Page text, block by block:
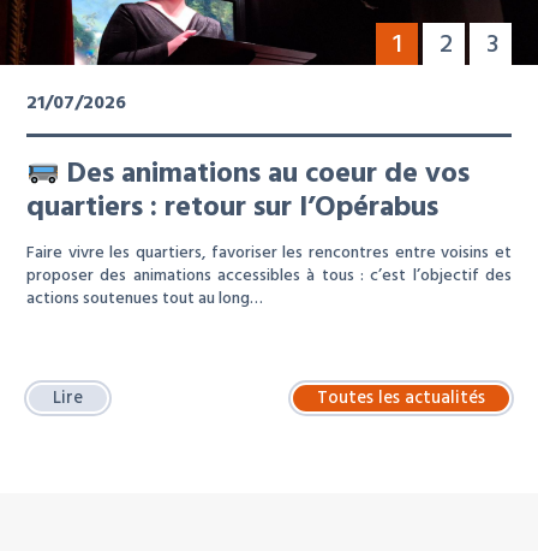
1 2 3
21/07/2026
Des animations au coeur de vos
quartiers : retour sur l’Opérabus
Faire vivre les quartiers, favoriser les rencontres entre voisins et
proposer des animations accessibles à tous : c’est l’objectif des
actions soutenues tout au long…
Lire Toutes les actualités